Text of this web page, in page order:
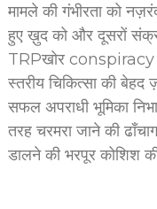
मामले की गंभीरता को
हुए ख़ुद को और दूसरों
TRPखोर conspiracy
स्तरीय चिकित्सा की बेहद
सफल अपराधी भूमिका
तरह चरमरा जाने की
डालने की भरपूर कोशिश